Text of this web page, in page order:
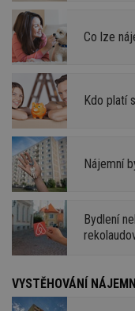
Co lze
Kdo platí
Nájemní
Bydlení
VYSTĚHOVÁNÍ